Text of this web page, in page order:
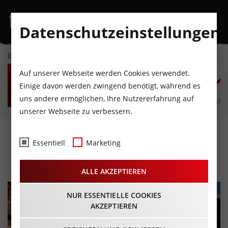
EVENTKALENDER
MO
10
AUGUST
DI
11
AUGUST
MI
12
AUGUST
DO
13
AUGUST
FR
14
AUGUST
Nordkette Törggelen
03.10.2025 - Beginn 18:30 Uhr
Datenschutzeinstellungen
Auf unserer Webseite werden Cookies verwendet.
Einige davon werden zwingend benötigt, während es
uns andere ermöglichen, Ihre Nutzererfahrung auf
unserer Webseite zu verbessern.
Essentiell Marketing
ALLE AKZEPTIEREN
NUR ESSENTIELLE COOKIES
AKZEPTIEREN